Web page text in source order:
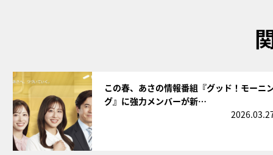
この春、あさの情報番組『グッド！モーニ
グ』に強力メンバーが新…